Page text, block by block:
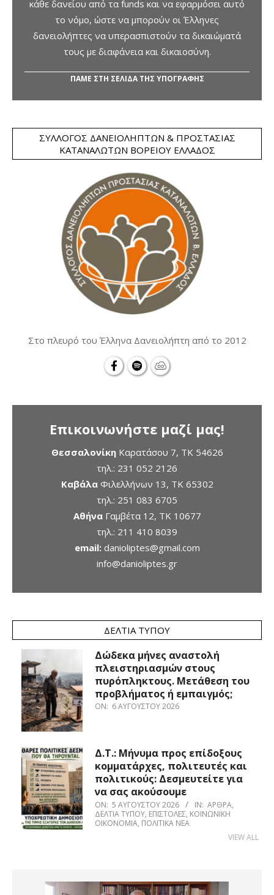
κάθε δανείου από τα funds και να εφαρμόσει αυτό
το νόμο, ώστε να μπορούν οι Έλληνες
δανειολήπτες να υπερασπιστούν τα δικαιώματά
τους με διαφάνεια και δικαιοσύνη.
ΠΑΜΕ ΣΤΗ ΣΕΛΙΔΑ ΤΗΣ ΥΠΟΓΡΑΦΗΣ
ΣΎΛΛΟΓΟΣ ΔΑΝΕΙΟΛΗΠΤΏΝ & ΠΡΟΣΤΑΣΊΑΣ
ΚΑΤΑΝΑΛΩΤΏΝ ΒΟΡΕΊΟΥ ΕΛΛΆΔΟΣ
Στο πλευρό του Έλληνα Δανειολήπτη από το 2012
Επικοινωνήστε μαζί μας!
ΘεσσαλονίκηΚαρατάσου 7, TK 54626
τηλ.: 231 052 2126
ΚαβάλαΦιλελλήνων 13, ΤΚ 65302
τηλ.: 251 083 6705
ΑθήναΓαμβέτα 12, ΤΚ 10677
τηλ.: 211 410 8039
email: danioliptes@gmail.com
info@danioliptes.gr
ΔΕΛΤΊΑ ΤΎΠΟΥ
Δώδεκα μήνες αναστολή
πλειστηριασμών στους
πυρόπληκτους. Μετάθεση του
προβλήματος ή εμπαιγμός;
ON: 6 ΑΥΓΟΎΣΤΟΥ 2026
Δ.Τ.: Μήνυμα προς επίδοξους
κομματάρχες, πολιτευτές και
πολιτικούς: Δεσμευτείτε για
να σας ακούσουμε
ON: 5 ΑΥΓΟΎΣΤΟΥ 2026 IN: ΆΡΘΡΑ,
ΔΕΛΤΊΑ ΤΎΠΟΥ, ΕΠΙΣΤΟΛΈΣ, ΚΟΙΝΩΝΙΚΉ
ΟΙΚΟΝΟΜΊΑ, ΠΟΛΙΤΙΚΆ ΝΈΑ
VIEW ALL